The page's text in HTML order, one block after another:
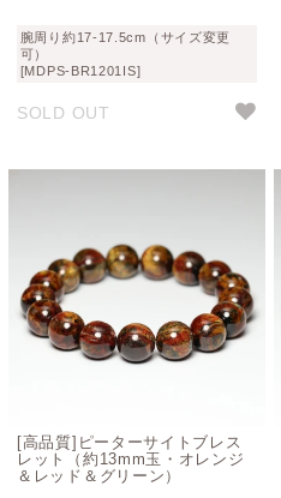
腕周り約17-17.5cm（サイズ変更
可）
[MDPS-BR1201IS]
SOLD OUT
[高品質]ピーターサイトブレス
レット（約13mm玉・オレンジ
＆レッド＆グリーン）